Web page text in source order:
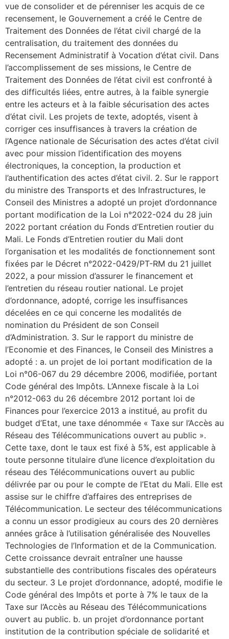
vue de consolider et de pérenniser les acquis de ce
recensement, le Gouvernement a créé le Centre de
Traitement des Données de l’état civil chargé de la
centralisation, du traitement des données du
Recensement Administratif à Vocation d’état civil. Dans
l’accomplissement de ses missions, le Centre de
Traitement des Données de l’état civil est confronté à
des difficultés liées, entre autres, à la faible synergie
entre les acteurs et à la faible sécurisation des actes
d’état civil. Les projets de texte, adoptés, visent à
corriger ces insuffisances à travers la création de
l’Agence nationale de Sécurisation des actes d’état civil
avec pour mission l’identification des moyens
électroniques, la conception, la production et
l’authentification des actes d’état civil. 2. Sur le rapport
du ministre des Transports et des Infrastructures, le
Conseil des Ministres a adopté un projet d’ordonnance
portant modification de la Loi n°2022-024 du 28 juin
2022 portant création du Fonds d’Entretien routier du
Mali. Le Fonds d’Entretien routier du Mali dont
l’organisation et les modalités de fonctionnement sont
fixées par le Décret n°2022-0429/PT-RM du 21 juillet
2022, a pour mission d’assurer le financement et
l’entretien du réseau routier national. Le projet
d’ordonnance, adopté, corrige les insuffisances
décelées en ce qui concerne les modalités de
nomination du Président de son Conseil
d’Administration. 3. Sur le rapport du ministre de
l’Economie et des Finances, le Conseil des Ministres a
adopté : a. un projet de loi portant modification de la
Loi n°06-067 du 29 décembre 2006, modifiée, portant
Code général des Impôts. L’Annexe fiscale à la Loi
n°2012-063 du 26 décembre 2012 portant loi de
Finances pour l’exercice 2013 a institué, au profit du
budget d’Etat, une taxe dénommée « Taxe sur l’Accès au
Réseau des Télécommunications ouvert au public ».
Cette taxe, dont le taux est fixé à 5%, est applicable à
toute personne titulaire d’une licence d’exploitation du
réseau des Télécommunications ouvert au public
délivrée par ou pour le compte de l’Etat du Mali. Elle est
assise sur le chiffre d’affaires des entreprises de
Télécommunication. Le secteur des télécommunications
a connu un essor prodigieux au cours des 20 dernières
années grâce à l’utilisation généralisée des Nouvelles
Technologies de l’Information et de la Communication.
Cette croissance devrait entraîner une hausse
substantielle des contributions fiscales des opérateurs
du secteur. 3 Le projet d’ordonnance, adopté, modifie le
Code général des Impôts et porte à 7% le taux de la
Taxe sur l’Accès au Réseau des Télécommunications
ouvert au public. b. un projet d’ordonnance portant
institution de la contribution spéciale de solidarité et